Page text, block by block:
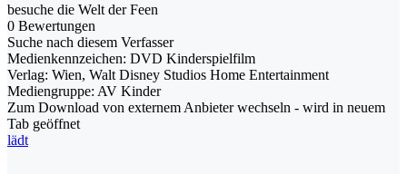
besuche die Welt der Feen
0 Bewertungen
Suche nach diesem Verfasser
Medienkennzeichen: DVD Kinderspielfilm
Verlag: Wien, Walt Disney Studios Home Entertainment
Mediengruppe: AV Kinder
Zum Download von externem Anbieter wechseln - wird in neuem
Tab geöffnet
lädt